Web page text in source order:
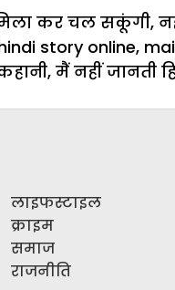
कर चल सकूंगी,
story online,
, मैं नहीं जानती
लाइफस्टाइल
क्राइम
समाज
राजनीति